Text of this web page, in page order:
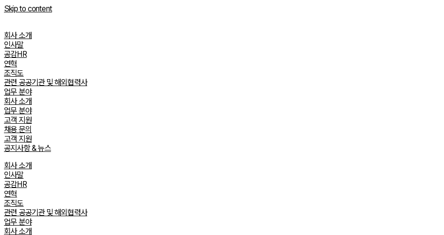
Skip to content
회사 소개
인사말
공감HR
연혁
조직도
관련 공공기관 및 해외협력사
업무 분야
회사 소개
업무 분야
고객 지원
채용 문의
고객 지원
공지사항 & 뉴스
회사 소개
인사말
공감HR
연혁
조직도
관련 공공기관 및 해외협력사
업무 분야
회사 소개